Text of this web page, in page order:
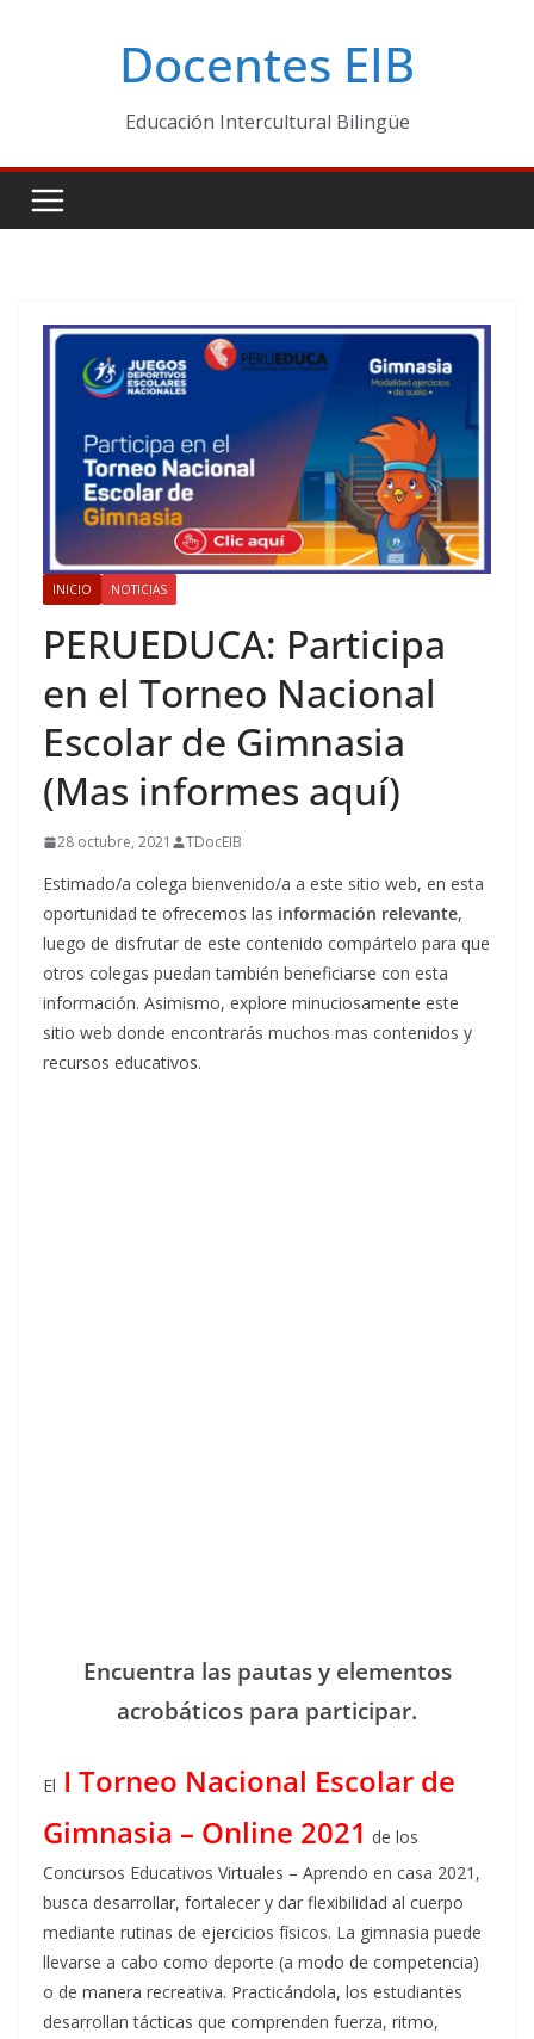
Docentes EIB
Educación Intercultural Bilingüe
INICIO NOTICIAS
PERUEDUCA: Participa
en el Torneo Nacional
Escolar de Gimnasia
(Mas informes aquí)
28 octubre, 2021 TDocEIB
Estimado/a colega bienvenido/a a este sitio web, en esta
oportunidad te ofrecemos las información relevante,
luego de disfrutar de este contenido compártelo para que
otros colegas puedan también beneficiarse con esta
información. Asimismo, explore minuciosamente este
sitio web donde encontrarás muchos mas contenidos y
recursos educativos.
Encuentra las pautas y elementos
acrobáticos para participar.
El I Torneo Nacional Escolar de
Gimnasia – Online 2021 de los
Concursos Educativos Virtuales – Aprendo en casa 2021,
busca desarrollar, fortalecer y dar flexibilidad al cuerpo
mediante rutinas de ejercicios físicos. La gimnasia puede
llevarse a cabo como deporte (a modo de competencia)
o de manera recreativa. Practicándola, los estudiantes
desarrollan tácticas que comprenden fuerza, ritmo,